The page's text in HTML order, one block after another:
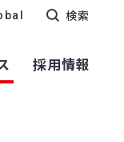
検索
採用情報